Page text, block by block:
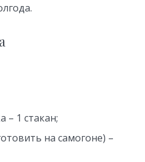
1 стакан;
на самогоне) –